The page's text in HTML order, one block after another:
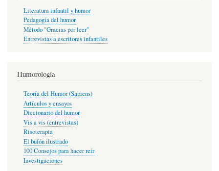
Literatura infantil y humor
Pedagogía del humor
Método "Gracias por leer"
Entrevistas a escritores infantiles
Humorología
Teoría del Humor (Sapiens)
Artículos y ensayos
Diccionario del humor
Vis a vis (entrevistas)
Risoterapia
El bufón ilustrado
100 Consejos para hacer reír
Investigaciones